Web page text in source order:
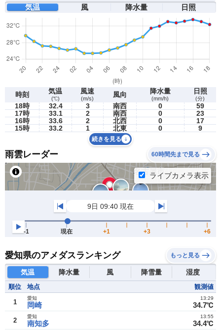
気温 風 降水量 日照
時刻 気温
(℃)
風速
(m/s) 風向 降水量
(mm/h)
日照
(分)
18時 32.4 3 南西 0
59
17時
33.1 2 南西 0
23
16時
33.6 2 北西 0
17
15時
33.2 1 北東 0 9
続きを見る
雨雲レーダー 60時間先まで見る
愛知県のアメダスランキング もっと見る
気温 降水量 風 降雪量 湿度
順位 地点 観測値
1 岡崎
愛知
34.7℃
13:29
2 南知多
愛知
34.4℃
13:55